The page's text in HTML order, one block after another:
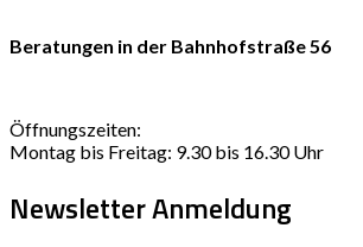
Beratungen in der Bahnhofstraße 56
Öffnungszeiten:
Montag bis Freitag: 9.30 bis 16.30 Uhr
Newsletter Anmeldung